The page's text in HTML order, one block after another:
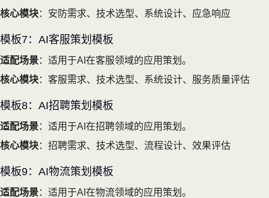
核心模块：安防需求、技术选型、系统设计、应急响应
模板7：AI客服策划模板
适配场景：适用于AI在客服领域的应用策划。
核心模块：客服需求、技术选型、系统设计、服务质量评估
模板8：AI招聘策划模板
适配场景：适用于AI在招聘领域的应用策划。
核心模块：招聘需求、技术选型、流程设计、效果评估
模板9：AI物流策划模板
适配场景：适用于AI在物流领域的应用策划。